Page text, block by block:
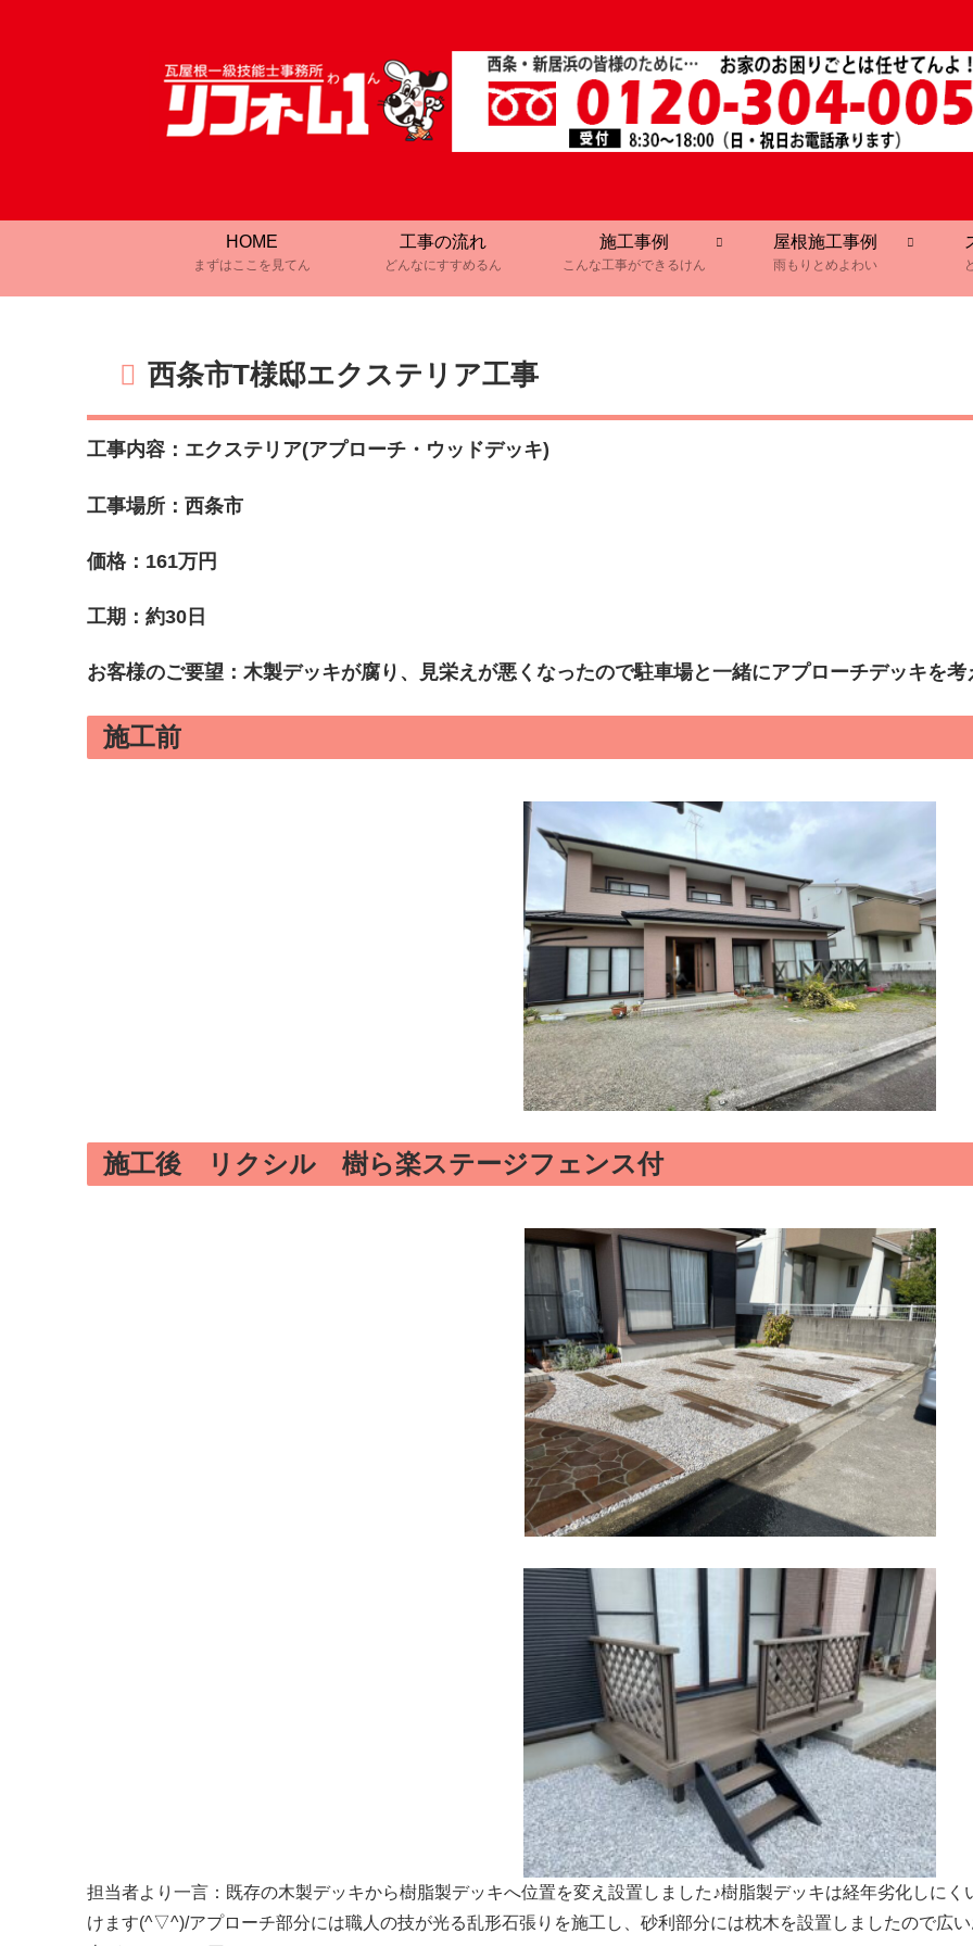
HOME
まずはここを見てん
工事の流れ
どんなにすすめるん
施工事例
こんな工事ができるけん
屋根施工事例
雨もりとめよわい
西条市T様邸エクステリア工事
工事内容：エクステリア(アプローチ・ウッドデッキ)
工事場所：西条市
価格：161万円
工期：約30日
お客様のご要望：木製デッキが腐り、見栄えが悪くなったので駐車場と一緒にアプローチデッキを考
施工前
施工後 リクシル 樹ら楽ステージフェンス付
担当者より一言：既存の木製デッキから樹脂製デッキへ位置を変え設置しました♪樹脂製デッキは経年劣化しに
けます(^▽^)/アプローチ部分には職人の技が光る乱形石張りを施工し、砂利部分には枕木を設置しましたので広